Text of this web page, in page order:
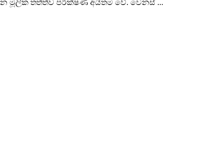
මූලික තත්ත්ව පරීක්ෂණ අයිතම වේ. වෙනස් ...